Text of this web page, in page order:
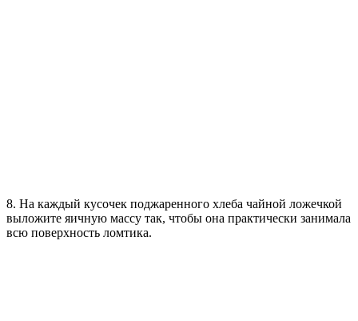
8. На каждый кусочек поджаренного хлеба чайной ложечкой
выложите яичную массу так, чтобы она практически занимала
всю поверхность ломтика.